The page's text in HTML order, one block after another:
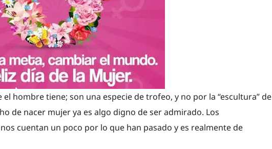
el hombre tiene; son una especie de trofeo, y no por la “escultura” de
de nacer mujer ya es algo digno de ser admirado. Los
nos cuentan un poco por lo que han pasado y es realmente de